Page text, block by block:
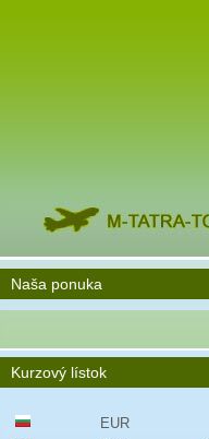
Naša ponuka
Kurzový lístok
EUR